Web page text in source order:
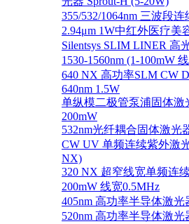
355/532/1064nm 三波段
2.94μm 1W中红外医疗美
Silentsys SLIM LINER 高
1530-1560nm (1-100mW
640 NX 高功率SLM CW
640nm 1.5W
单纵模二极管泵浦固体激
200mW
532nm光纤耦合固体激光
CW UV 单频连续紫外激
NX)
320 NX 超窄线宽单频连
200mW 线宽0.5MHz
405nm 高功率半导体激光
520nm 高功率半导体激光